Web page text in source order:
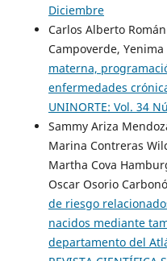
Diciembre
Carlos Alberto
Campoverde,
materna,
enfermedades
UNINORTE: Vol. 34
Sammy Ariza
Marina Contreras
Martha Cova
Oscar Osorio
de riesgo
nacidos mediante
departamento del